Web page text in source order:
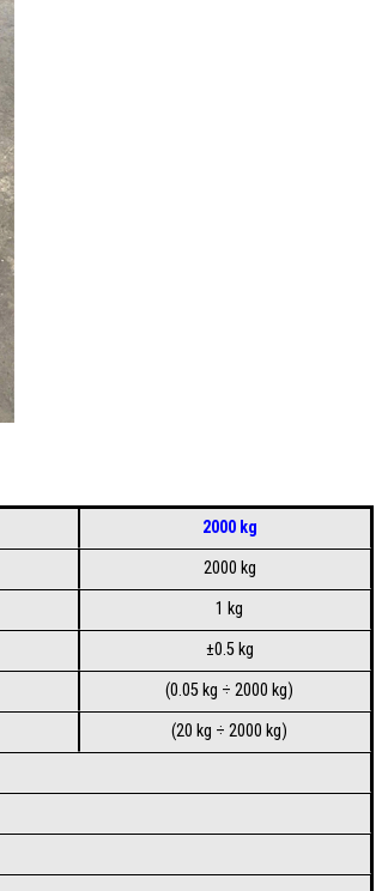
2000 kg
2000 kg
1 kg
±0.5 kg
(0.05 kg ÷ 2000 kg)
(20 kg ÷ 2000 kg)